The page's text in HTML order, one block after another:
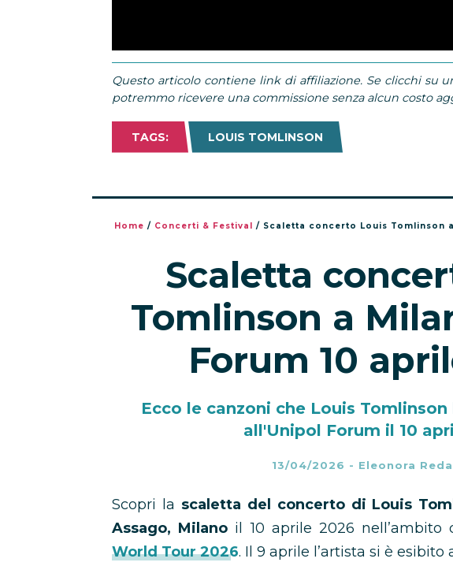
Questo articolo contiene link di affiliazione. Se clicchi su
potremmo ricevere una commissione senza alcun costo
TAGS: LOUIS TOMLINSON
Home / Concerti & Festival / Scaletta concerto Louis Tomlinson
Scaletta
Tomlinson a
Forum 10
Ecco le canzoni che Louis
all'Unipol Forum il 10
13/04/2026 - Eleonora
Scopri la scaletta del concerto di Louis
Assago, Milano il 10 aprile 2026 nell’ambito
World Tour 2026. Il 9 aprile l’artista si è esibito